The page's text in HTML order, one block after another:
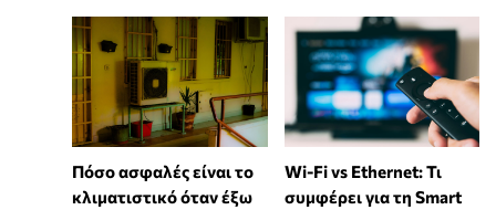
Πόσο ασφαλές είναι το
κλιματιστικό όταν έξω
Wi-Fi vs Ethernet: Τι
συμφέρει για τη Smart